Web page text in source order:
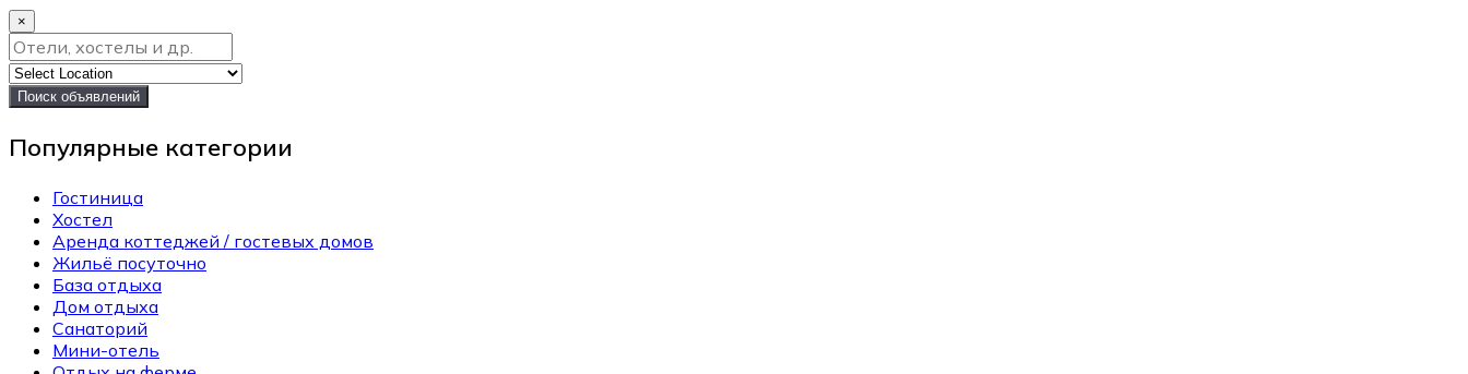
×
Поиск объявлений
Популярные категории
Гостиница
Хостел
Аренда коттеджей / гостевых домов
Жильё посуточно
База отдыха
Дом отдыха
Санаторий
Мини-отель